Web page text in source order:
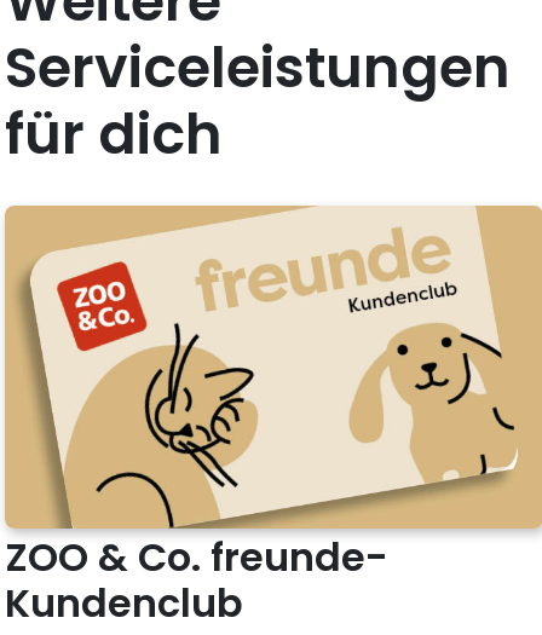
Serviceleistungen
für dich
ZOO & Co. freunde-
Kundenclub